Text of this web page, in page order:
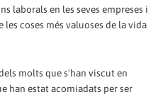
laborals en les seves empreses i
coses més valuoses de la vida
molts que s'han viscut en
han estat acomiadats per ser